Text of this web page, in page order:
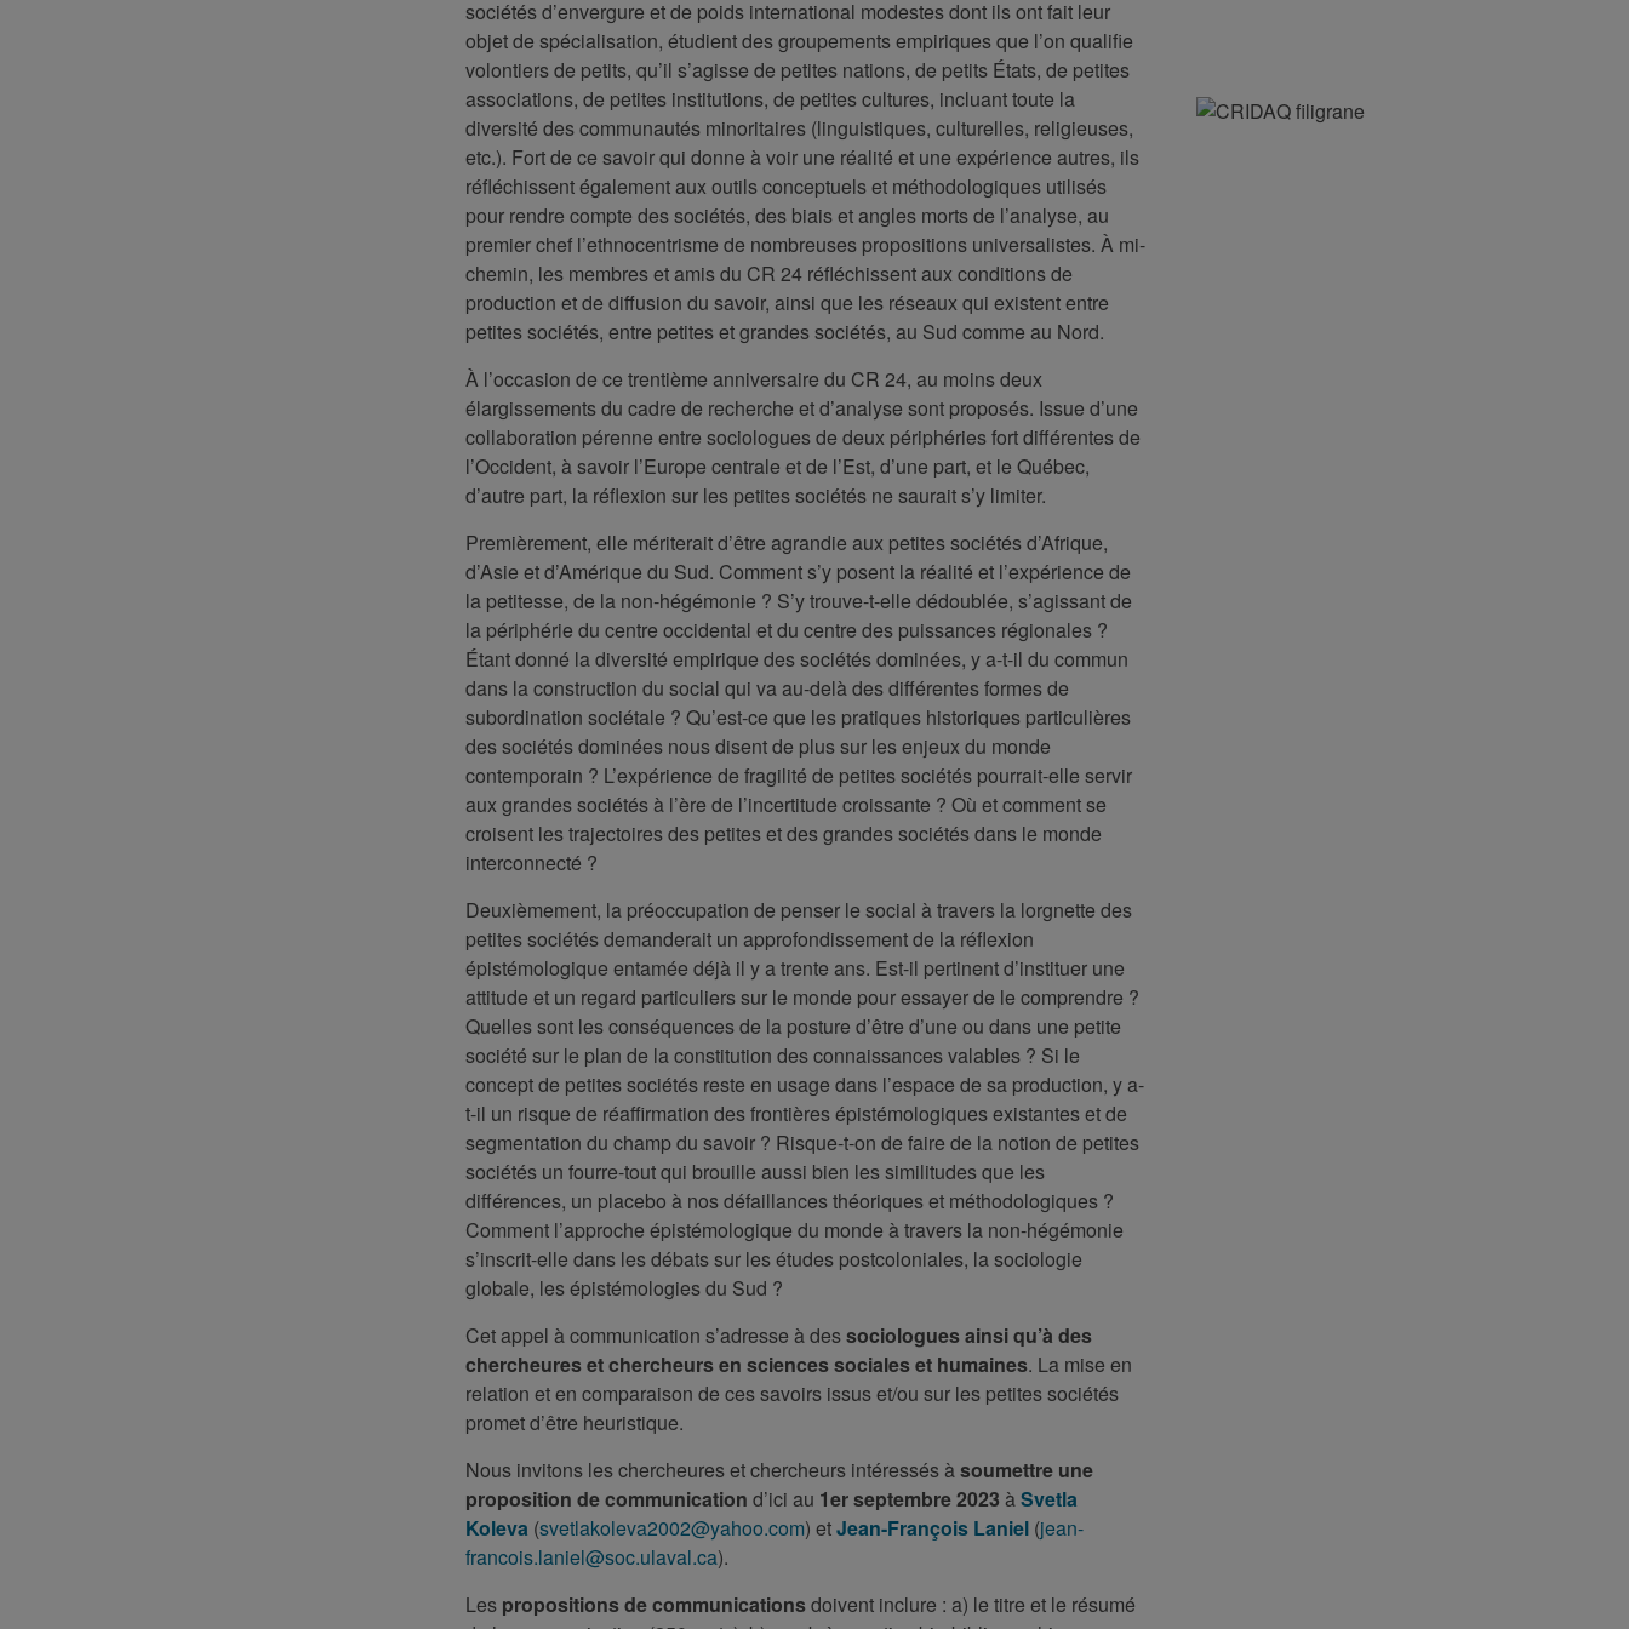
sociétés d’envergure et de poids international modestes dont ils ont fait leur
objet de spécialisation, étudient des groupements empiriques que l’on qualifie
volontiers de petits, qu’il s’agisse de petites nations, de petits États, de petites
associations, de petites institutions, de petites cultures, incluant toute la
diversité des communautés minoritaires (linguistiques, culturelles, religieuses,
etc.). Fort de ce savoir qui donne à voir une réalité et une expérience autres, ils
réfléchissent également aux outils conceptuels et méthodologiques utilisés
pour rendre compte des sociétés, des biais et angles morts de l’analyse, au
premier chef l’ethnocentrisme de nombreuses propositions universalistes. À mi-
chemin, les membres et amis du CR 24 réfléchissent aux conditions de
production et de diffusion du savoir, ainsi que les réseaux qui existent entre
petites sociétés, entre petites et grandes sociétés, au Sud comme au Nord.
À l’occasion de ce trentième anniversaire du CR 24, au moins deux
élargissements du cadre de recherche et d’analyse sont proposés. Issue d’une
collaboration pérenne entre sociologues de deux périphéries fort différentes de
l’Occident, à savoir l’Europe centrale et de l’Est, d’une part, et le Québec,
d’autre part, la réflexion sur les petites sociétés ne saurait s’y limiter.
Premièrement, elle mériterait d’être agrandie aux petites sociétés d’Afrique,
d’Asie et d’Amérique du Sud. Comment s’y posent la réalité et l’expérience de
la petitesse, de la non-hégémonie ? S’y trouve-t-elle dédoublée, s’agissant de
la périphérie du centre occidental et du centre des puissances régionales ?
Étant donné la diversité empirique des sociétés dominées, y a-t-il du commun
dans la construction du social qui va au-delà des différentes formes de
subordination sociétale ? Qu’est-ce que les pratiques historiques particulières
des sociétés dominées nous disent de plus sur les enjeux du monde
contemporain ? L’expérience de fragilité de petites sociétés pourrait-elle servir
aux grandes sociétés à l’ère de l’incertitude croissante ? Où et comment se
croisent les trajectoires des petites et des grandes sociétés dans le monde
interconnecté ?
Deuxièmement, la préoccupation de penser le social à travers la lorgnette des
petites sociétés demanderait un approfondissement de la réflexion
épistémologique entamée déjà il y a trente ans. Est-il pertinent d’instituer une
attitude et un regard particuliers sur le monde pour essayer de le comprendre ?
Quelles sont les conséquences de la posture d’être d’une ou dans une petite
société sur le plan de la constitution des connaissances valables ? Si le
concept de petites sociétés reste en usage dans l’espace de sa production, y a-
t-il un risque de réaffirmation des frontières épistémologiques existantes et de
segmentation du champ du savoir ? Risque-t-on de faire de la notion de petites
sociétés un fourre-tout qui brouille aussi bien les similitudes que les
différences, un placebo à nos défaillances théoriques et méthodologiques ?
Comment l’approche épistémologique du monde à travers la non-hégémonie
s’inscrit-elle dans les débats sur les études postcoloniales, la sociologie
globale, les épistémologies du Sud ?
Cet appel à communication s’adresse à dessociologues ainsi qu’à des
chercheures et chercheurs en sciences sociales et humaines. La mise en
relation et en comparaison de ces savoirs issus et/ou sur les petites sociétés
promet d’être heuristique.
Nous invitons les chercheures et chercheurs intéressés àsoumettre une
proposition de communication d’ici au 1erseptembre 2023 àSvetla
Koleva(svetlakoleva2002@yahoo.com) etJean-François Laniel(jean-
francois.laniel@soc.ulaval.ca).
Les propositions de communicationsdoivent inclure : a) le titre et le résumé